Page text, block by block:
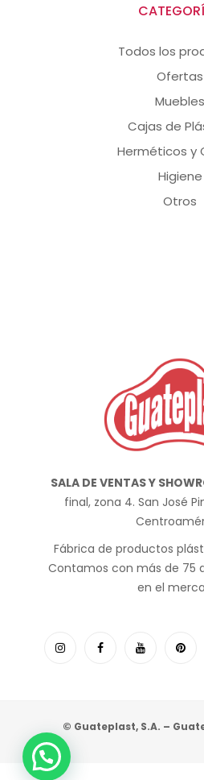
Todos los
Ofertas
Muebles
Cajas de
Herméticos y
Higiene
Otros
SALA DE VENTAS Y
final, zona 4. San José
Fábrica de productos
Contamos con más de 75
en el
© Guateplast, S.A. –